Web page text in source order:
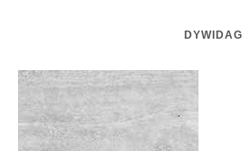
DYWIDAG